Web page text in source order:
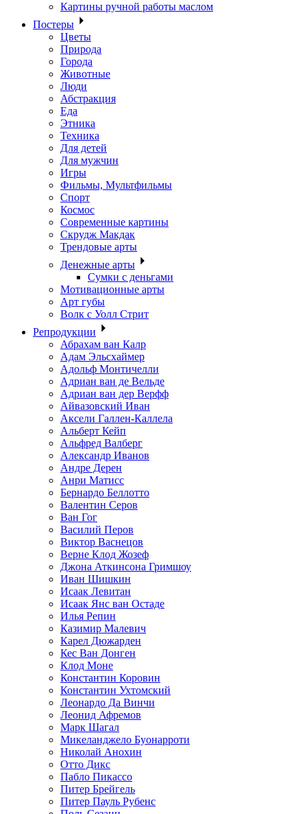
Картины ручной работы маслом
Постеры
Цветы
Природа
Города
Животные
Люди
Абстракция
Еда
Этника
Техника
Для детей
Для мужчин
Игры
Фильмы, Мультфильмы
Спорт
Космос
Современные картины
Скрудж Макдак
Трендовые арты
Денежные арты
Сумки с деньгами
Мотивационные арты
Арт губы
Волк с Уолл Стрит
Репродукции
Абрахам ван Калр
Адам Эльсхаймер
Адольф Монтичелли
Адриан ван де Вельде
Адриан ван дер Верфф
Айвазовский Иван
Аксели Галлен-Каллела
Альберт Кейп
Альфред Валберг
Александр Иванов
Андре Дерен
Анри Матисс
Бернардо Беллотто
Валентин Серов
Ван Гог
Василий Перов
Виктор Васнецов
Верне Клод Жозеф
Джона Аткинсона Гримшоу
Иван Шишкин
Исаак Левитан
Исаак Янс ван Остаде
Илья Репин
Казимир Малевич
Карел Дюжарден
Кес Ван Донген
Клод Моне
Константин Коровин
Константин Ухтомский
Леонардо Да Винчи
Леонид Афремов
Марк Шагал
Микеланджело Буонарроти
Николай Анохин
Отто Дикс
Пабло Пикассо
Питер Брейгель
Питер Пауль Рубенс